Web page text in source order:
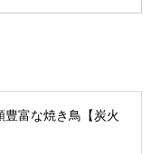
豊富な焼き鳥【炭火